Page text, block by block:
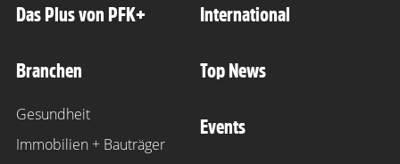
Das Plus von PFK+
Branchen
Gesundheit
Immobilien + Bauträger
International
Top News
Events